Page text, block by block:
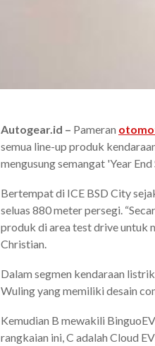
Autogear.id – Pameran
semua line-up produk
mengusung semangat 'Year
Bertempat di ICE BSD City
seluas 880 meter persegi.
produk di area test drive untuk
Christian.
Dalam segmen kendaraan
Wuling yang memiliki desain
Kemudian B mewakili
rangkaian ini, C adalah Cloud